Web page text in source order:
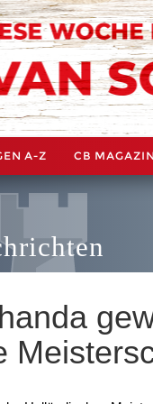
A-Z CB MAGAZIN